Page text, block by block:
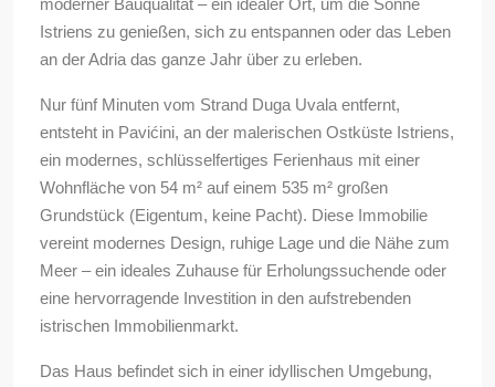
moderner Bauqualität – ein idealer Ort, um die Sonne
Istriens zu genießen, sich zu entspannen oder das Leben
an der Adria das ganze Jahr über zu erleben.
Nur fünf Minuten vom Strand Duga Uvala entfernt,
entsteht in Pavićini, an der malerischen Ostküste Istriens,
ein modernes, schlüsselfertiges Ferienhaus mit einer
Wohnfläche von 54 m² auf einem 535 m² großen
Grundstück (Eigentum, keine Pacht). Diese Immobilie
vereint modernes Design, ruhige Lage und die Nähe zum
Meer – ein ideales Zuhause für Erholungssuchende oder
eine hervorragende Investition in den aufstrebenden
istrischen Immobilienmarkt.
Das Haus befindet sich in einer idyllischen Umgebung,